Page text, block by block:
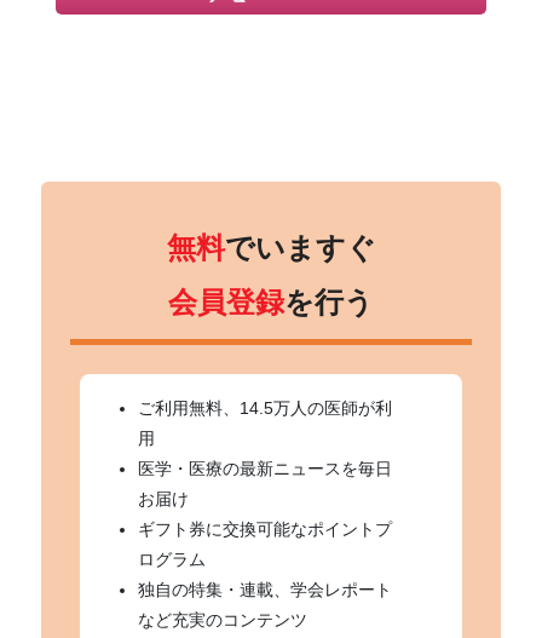
無料でいますぐ
会員登録を行う
ご利用無料、14.5万人の医師が利
用
医学・医療の最新ニュースを毎日
お届け
ギフト券に交換可能なポイントプ
ログラム
独自の特集・連載、学会レポート
など充実のコンテンツ